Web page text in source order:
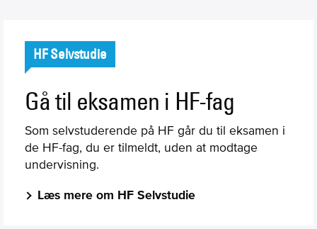
HF Selvstudie
Gå til eksamen i HF-fag
Som selvstuderende på HF går du til eksamen i
de HF-fag, du er tilmeldt, uden at modtage
undervisning.
Læs mere om HF Selvstudie